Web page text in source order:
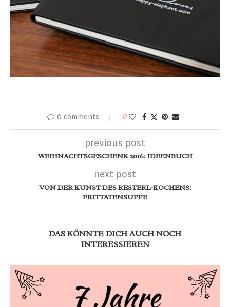
0 comments 0
previous post
WEIHNACHTSGESCHENK 2016: IDEENBUCH
next post
VON DER KUNST DES RESTERL-KOCHENS:
FRITTATENSUPPE
DAS KÖNNTE DICH AUCH NOCH
INTERESSIEREN